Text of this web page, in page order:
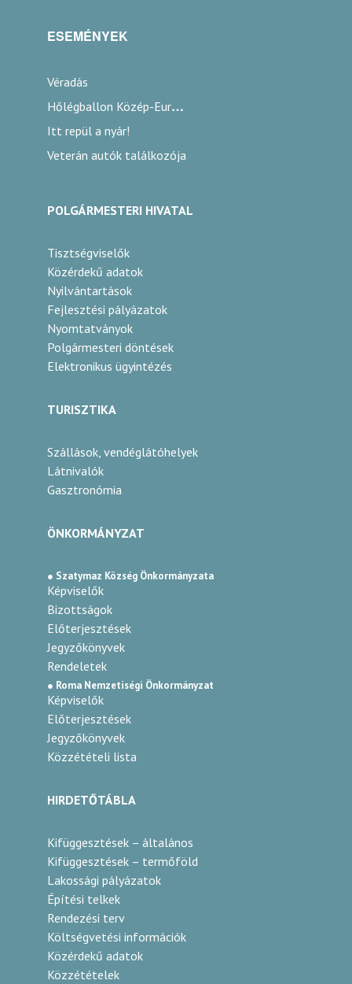
ESEMÉNYEK
Véradás
Hőlégballon Közép-Európa Kupa
Itt repül a nyár!
Veterán autók találkozója
POLGÁRMESTERI HIVATAL
Tisztségviselők
Közérdekű adatok
Nyilvántartások
Fejlesztési pályázatok
Nyomtatványok
Polgármesteri döntések
Elektronikus ügyintézés
TURISZTIKA
Szállások, vendéglátóhelyek
Látnivalók
Gasztronómia
ÖNKORMÁNYZAT
● Szatymaz Község Önkormányzata
Képviselők
Bizottságok
Előterjesztések
Jegyzőkönyvek
Rendeletek
● Roma Nemzetiségi Önkormányzat
Képviselők
Előterjesztések
Jegyzőkönyvek
Közzétételi lista
HIRDETŐTÁBLA
Kifüggesztések – általános
Kifüggesztések – termőföld
Lakossági pályázatok
Építési telkek
Rendezési terv
Költségvetési információk
Közérdekű adatok
Közzétételek